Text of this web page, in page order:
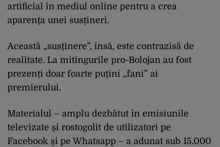
artificial în mediul online pentru a crea
aparența unei susțineri.
Această „susținere”, însă, este contrazisă de
realitate. La mitingurile pro-Bolojan au fost
prezenți doar foarte puțini „fani” ai
premierului.
Materialul – amplu dezbătut în emisiunile
televizate și rostogolit de utilizatori pe
Facebook și pe Whatsapp – a adunat sub 15.000